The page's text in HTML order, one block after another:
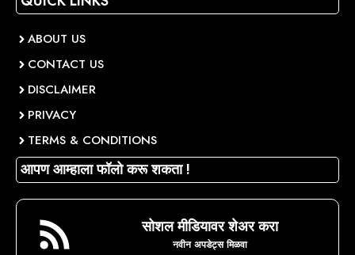
ABOUT US
CONTACT US
DISCLAIMER
PRIVACY
TERMS & CONDITIONS
आपण आम्हाला फॉलो करू शकता !
सोशल मीडियावर शेअर करा
नवीन अपडेट्स मिळवा